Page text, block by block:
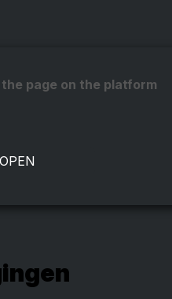
page on the platform